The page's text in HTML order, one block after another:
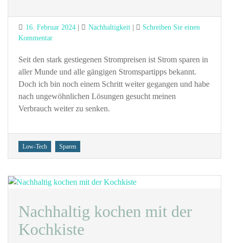
Posted
on
16. Februar 2024 Categories
Nachhaltigkeit
Schreiben Sie einen
Kommentarzu
Stromspartipps
für
einen
niedrigen
Stromverbrauch
Seit den stark gestiegenen Strompreisen ist Strom sparen in
aller Munde und alle gängigen Stromspartipps bekannt.
Doch ich bin noch einem Schritt weiter gegangen und habe
nach ungewöhnlichen Lösungen gesucht meinen
Verbrauch weiter zu senken.
Tags
Low-Tech Sparen
Nachhaltig kochen mit der
Kochkiste